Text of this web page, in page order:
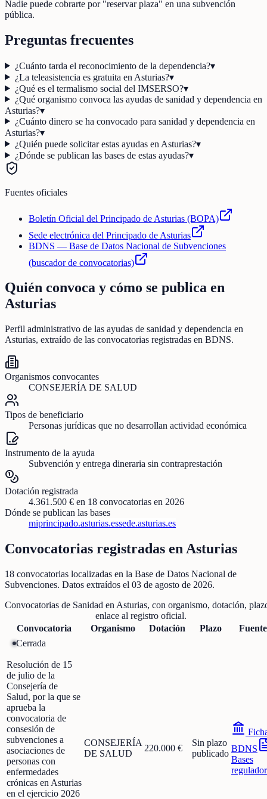
Nadie puede cobrarte por "reservar plaza" en una subvención
pública.
Preguntas frecuentes
¿Cuánto tarda el reconocimiento de la dependencia?▾
¿La teleasistencia es gratuita en Asturias?▾
¿Qué es el termalismo social del IMSERSO?▾
¿Qué organismo convoca las ayudas de sanidad y dependencia en
Asturias?▾
¿Cuánto dinero se ha convocado para sanidad y dependencia en
Asturias?▾
¿Quién puede solicitar estas ayudas en Asturias?▾
¿Dónde se publican las bases de estas ayudas?▾
Fuentes oficiales
Boletín Oficial del Principado de Asturias (BOPA)
Sede electrónica del Principado de Asturias
BDNS — Base de Datos Nacional de Subvenciones
(buscador de convocatorias)
Quién convoca y cómo se publica en
Asturias
Perfil administrativo de las ayudas de sanidad y dependencia en
Asturias, extraído de las convocatorias registradas en BDNS.
Organismos convocantes
CONSEJERÍA DE SALUD
Tipos de beneficiario
Personas jurídicas que no desarrollan actividad económica
Instrumento de la ayuda
Subvención y entrega dineraria sin contraprestación
Dotación registrada
4.361.500 € en 18 convocatorias en 2026
Dónde se publican las bases
miprincipado.asturias.essede.asturias.es
Convocatorias registradas enAsturias
18 convocatorias localizadas en la Base de Datos Nacional de
Subvenciones. Datos extraídos el 03 de agosto de 2026.
Convocatorias de Sanidad en Asturias, con organismo, dotación,
enlace al registro oficial.
Convocatoria
Organismo Dotación Plazo
Fuente
Cerrada
Resolución de 15
de julio de la
Consejería de
Salud, por la que se
aprueba la
convocatoria de
consesión de
subvenciones a
asociaciones de
personas con
enfermedades
crónicas en Asturias
en el ejercicio 2026
CONSEJERÍA
DE SALUD
220.000 €
Sin plazo
publicado BDNS
Bases